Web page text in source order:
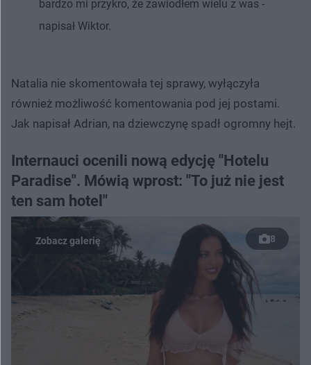
bardzo mi przykro, że zawiodłem wielu z was -
napisał Wiktor.
Natalia nie skomentowała tej sprawy, wyłączyła
również możliwość komentowania pod jej postami.
Jak napisał Adrian, na dziewczynę spadł ogromny hejt.
Internauci ocenili nową edycję "Hotelu
Paradise". Mówią wprost: "To już nie jest
ten sam hotel"
8